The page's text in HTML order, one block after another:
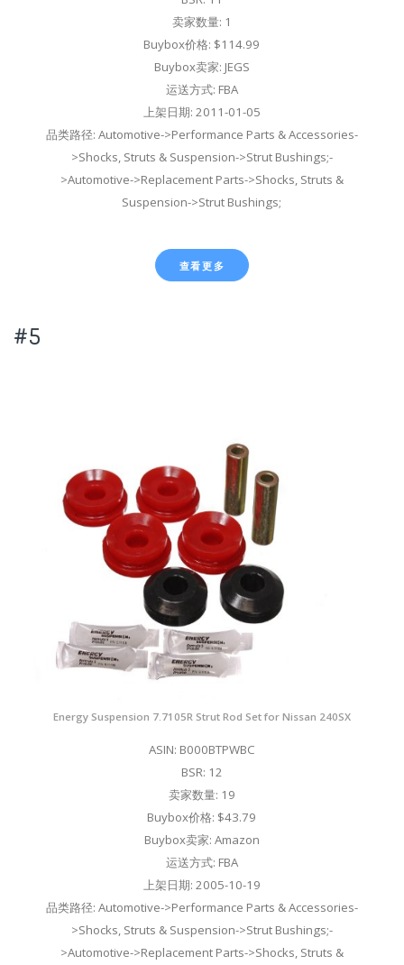
卖家数量: 1
Buybox价格: $114.99
Buybox卖家: JEGS
运送方式: FBA
上架日期: 2011-01-05
品类路径: Automotive->Performance Parts & Accessories-
>Shocks, Struts & Suspension->Strut Bushings;-
>Automotive->Replacement Parts->Shocks, Struts &
Suspension->Strut Bushings;
查看更多
#5
Energy Suspension 7.7105R Strut Rod Set for Nissan 240SX
ASIN: B000BTPWBC
BSR: 12
卖家数量: 19
Buybox价格: $43.79
Buybox卖家: Amazon
运送方式: FBA
上架日期: 2005-10-19
品类路径: Automotive->Performance Parts & Accessories-
>Shocks, Struts & Suspension->Strut Bushings;-
>Automotive->Replacement Parts->Shocks, Struts &